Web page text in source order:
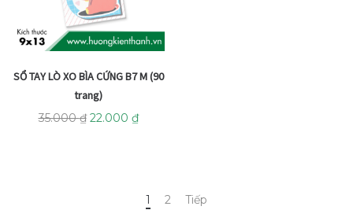
SỔ TAY LÒ XO BÌA CỨNG B7 M (90
trang)
35.000₫ 22.000 ₫
1 2 Tiếp